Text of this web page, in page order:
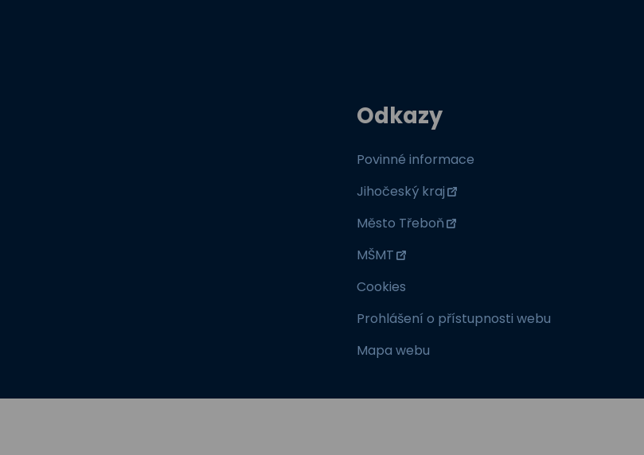
Odkazy
Povinné informace
Jihočeský kraj
Město Třeboň
MŠMT
Cookies
Prohlášení o přístupnosti webu
Mapa webu